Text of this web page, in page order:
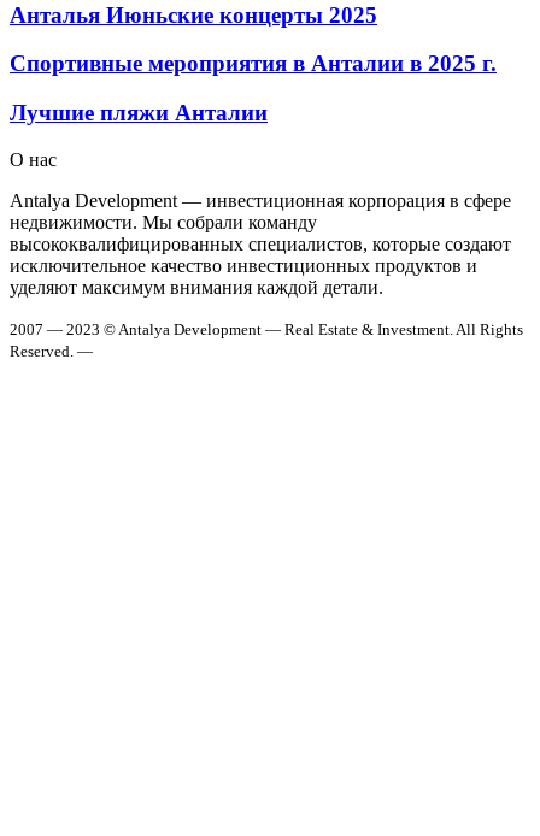
Анталья Июньские концерты 2025
Спортивные мероприятия в Анталии в 2025 г.
Лучшие пляжи Анталии
О нас
Antalya Development — инвестиционная корпорация в сфере
недвижимости. Мы собрали команду
высококвалифицированных специалистов, которые создают
исключительное качество инвестиционных продуктов и
уделяют максимум внимания каждой детали.
2007 — 2023 © Antalya Development — Real Estate & Investment. All Rights
Reserved. —